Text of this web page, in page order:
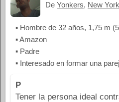
De Yonkers, New York
▪ Hombre de 32 años, 1,75 m
▪ Amazon
▪ Padre
▪ Interesado en formar una
P
Tener la persona ideal